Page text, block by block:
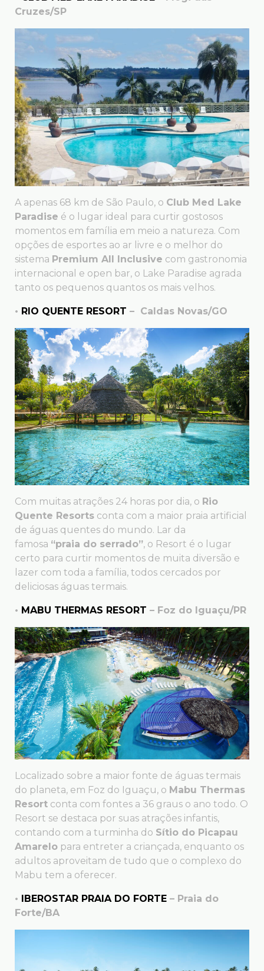
Cruzes/SP
A apenas 68 km de São Paulo, o Club Med Lake
Paradise é o lugar ideal para curtir gostosos
momentos em família em meio a natureza. Com
opções de esportes ao ar livre e o melhor do
sistema Premium All Inclusive com gastronomia
internacional e open bar, o Lake Paradise agrada
tanto os pequenos quantos os mais velhos.
• RIO QUENTE RESORT – Caldas Novas/GO
Com muitas atrações 24 horas por dia, o Rio
Quente Resorts conta com a maior praia artificial
de águas quentes do mundo. Lar da
famosa “praia do serrado”, o Resort é o lugar
certo para curtir momentos de muita diversão e
lazer com toda a família, todos cercados por
deliciosas águas termais.
• MABU THERMAS RESORT – Foz do Iguaçu/PR
Localizado sobre a maior fonte de águas termais
do planeta, em Foz do Iguaçu, o Mabu Thermas
Resort conta com fontes a 36 graus o ano todo. O
Resort se destaca por suas atrações infantis,
contando com a turminha do Sítio do Picapau
Amarelo para entreter a criançada, enquanto os
adultos aproveitam de tudo que o complexo do
Mabu tem a oferecer.
• IBEROSTAR PRAIA DO FORTE – Praia do
Forte/BA